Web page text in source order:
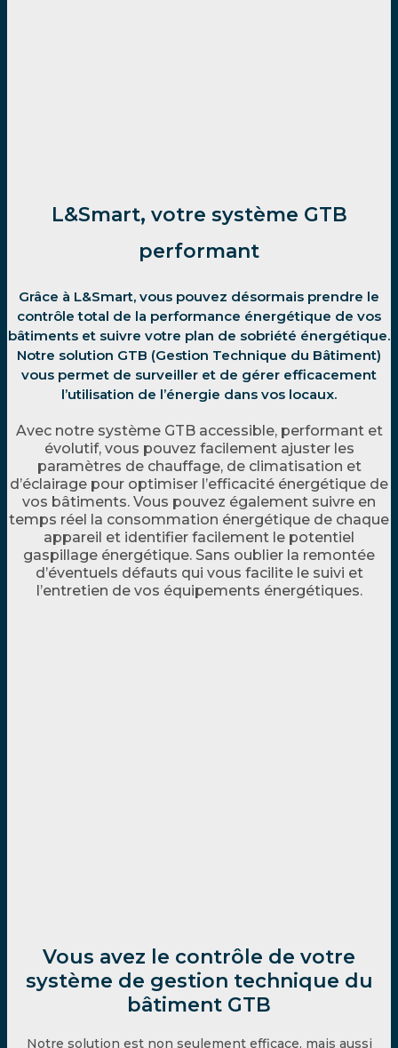
L&Smart, votre système GTB
performant
Grâce à L&Smart, vous pouvez désormais prendre le
contrôle total de la performance énergétique de vos
bâtiments et suivre votre plan de sobriété énergétique.
Notre solution GTB (Gestion Technique du Bâtiment)
vous permet de surveiller et de gérer efficacement
l’utilisation de l’énergie dans vos locaux.
Avec notre système GTB accessible, performant et
évolutif, vous pouvez facilement ajuster les
paramètres de chauffage, de climatisation et
d’éclairage pour optimiser l’efficacité énergétique de
vos bâtiments. Vous pouvez également suivre en
temps réel la consommation énergétique de chaque
appareil et identifier facilement le potentiel
gaspillage énergétique. Sans oublier la remontée
d’éventuels défauts qui vous facilite le suivi et
l’entretien de vos équipements énergétiques.
Vous avez le contrôle de votre
système de gestion technique du
bâtiment GTB
Notre solution est non seulement efficace, mais aussi